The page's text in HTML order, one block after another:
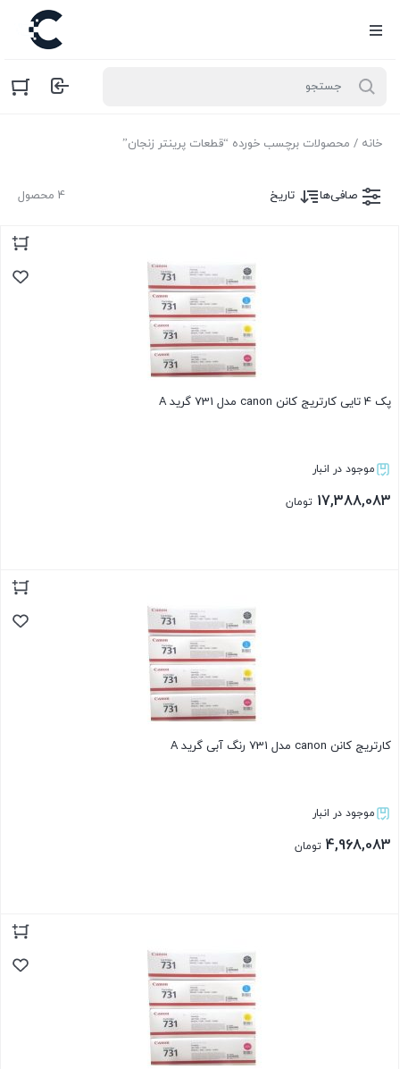
خانه / محصولات برچسب خورده “قطعات پرینتر زنجان”
4 محصول صافی‌ها تاریخ
پک 4 تایی کارتریج کانن canon مدل 731 گرید A
موجود در انبار
17,388,083 تومان
کارتریج کانن canon مدل 731 رنگ آبی گرید A
موجود در انبار
4,968,083 تومان